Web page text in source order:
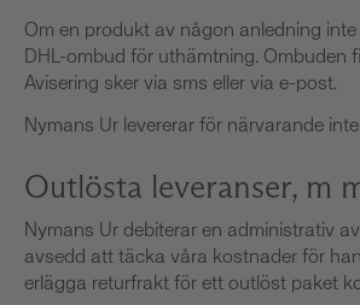
Om en produkt av någon anledning
DHL-ombud för uthämtning. Ombuden
Avisering sker via sms eller via e-post.
Nymans Ur levererar för närvarande
Outlösta leveranser, m
Nymans Ur debiterar en administrativ
avsedd att täcka våra kostnader för
erlägga returfrakt för ett outlöst paket